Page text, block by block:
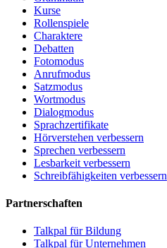
Kurse
Rollenspiele
Charaktere
Debatten
Fotomodus
Anrufmodus
Satzmodus
Wortmodus
Dialogmodus
Sprachzertifikate
Hörverstehen verbessern
Sprechen verbessern
Lesbarkeit verbessern
Schreibfähigkeiten verbessern
Partnerschaften
Talkpal für Bildung
Talkpal für Unternehmen